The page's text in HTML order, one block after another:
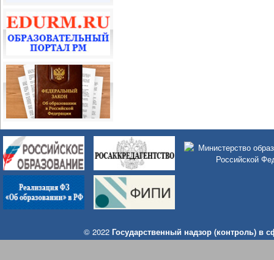
© 2022 Государственный надзор (контроль) в